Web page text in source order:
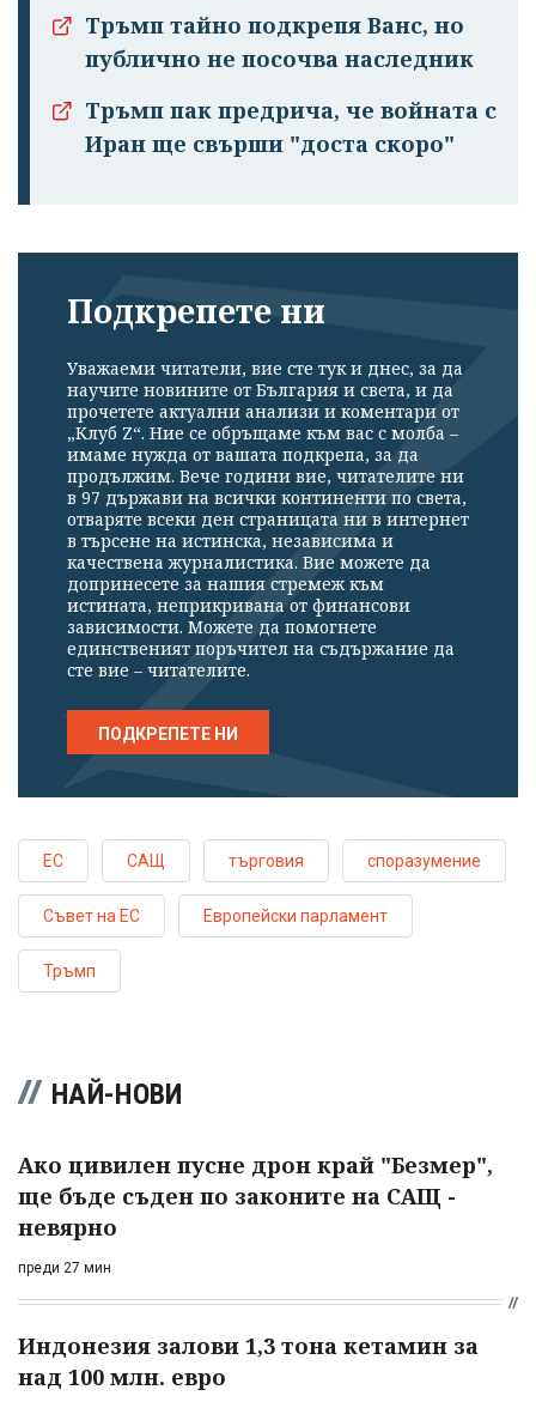
Тръмп тайно подкрепя Ванс, но
публично не посочва наследник
Тръмп пак предрича, че войната с
Иран ще свърши "доста скоро"
Подкрепете ни
Уважаеми читатели, вие сте тук и днес, за да
научите новините от България и света, и да
прочетете актуални анализи и коментари от
„Клуб Z“. Ние се обръщаме към вас с молба –
имаме нужда от вашата подкрепа, за да
продължим. Вече години вие, читателите ни
в 97 държави на всички континенти по света,
отваряте всеки ден страницата ни в интернет
в търсене на истинска, независима и
качествена журналистика. Вие можете да
допринесете за нашия стремеж към
истината, неприкривана от финансови
зависимости. Можете да помогнете
единственият поръчител на съдържание да
сте вие – читателите.
ПОДКРЕПЕТЕ НИ
ЕС САЩ търговия споразумение
Съвет на ЕС Европейски парламент
Тръмп
НАЙ-НОВИ
Ако цивилен пусне дрон край "Безмер",
ще бъде съден по законите на САЩ -
невярно
преди 27 мин
Индонезия залови 1,3 тона кетамин за
над 100 млн. евро